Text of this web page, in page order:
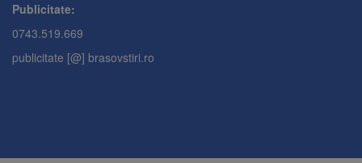
Publicitate:
0743.519.669
publicitate [@] brasovstiri.ro